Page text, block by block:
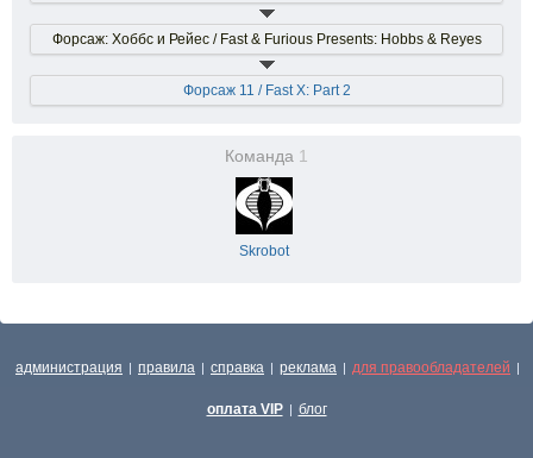
Форсаж: Хоббс и Рейес / Fast & Furious Presents: Hobbs & Reyes
Форсаж 11 / Fast X: Part 2
Команда 1
Skrobot
администрация | правила | справка | реклама | для правообладателей |
оплата VIP | блог